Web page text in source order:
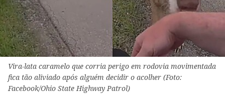
Vira-lata caramelo que corria perigo em rodovia movimentada
fica tão aliviado após alguém decidir o acolher (Foto:
Facebook/Ohio State Highway Patrol)